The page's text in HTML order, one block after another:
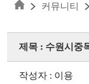
커뮤니티
제목 : 수원시중
작성자 : 이용